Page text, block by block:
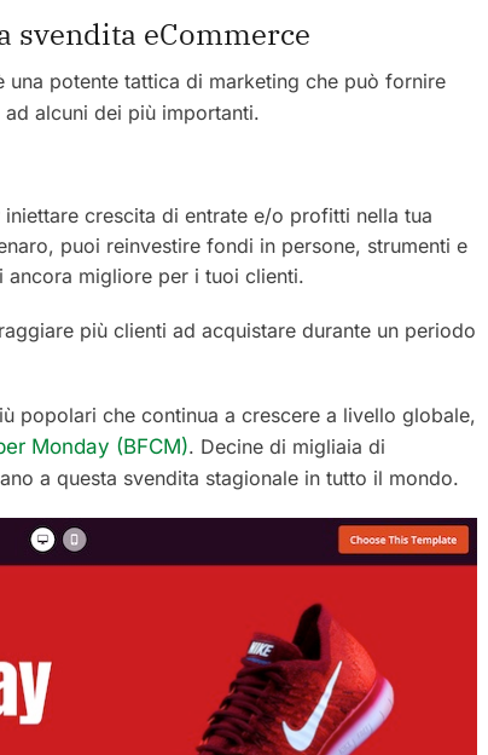
svendita eCommerce
una potente tattica di marketing che può fornire
alcuni dei più importanti.
crescita di entrate e/o profitti nella tua
puoi reinvestire fondi in persone, strumenti e
migliore per i tuoi clienti.
più clienti ad acquistare durante un periodo
popolari che continua a crescere a livello globale,
Monday (BFCM). Decine di migliaia di
a questa svendita stagionale in tutto il mondo.